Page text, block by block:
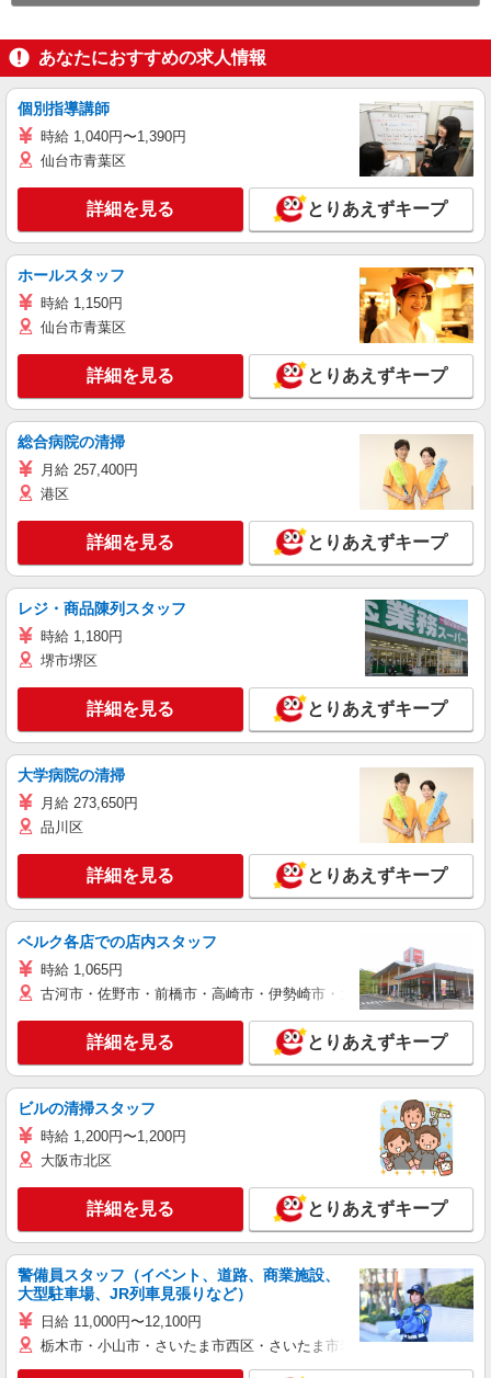
あなたにおすすめの求人情報
個別指導講師
時給 1,040円〜1,390円
仙台市青葉区
詳細を見る とりあえずキープ
ホールスタッフ
時給 1,150円
仙台市青葉区
詳細を見る とりあえずキープ
総合病院の清掃
月給 257,400円
港区
詳細を見る とりあえずキープ
レジ・商品陳列スタッフ
時給 1,180円
堺市堺区
詳細を見る とりあえずキープ
大学病院の清掃
月給 273,650円
品川区
詳細を見る とりあえずキープ
ベルク各店での店内スタッフ
時給 1,065円
古河市・佐野市・前橋市・高崎市・伊勢崎市・太田市・館林市・藤
詳細を見る とりあえずキープ
ビルの清掃スタッフ
時給 1,200円〜1,200円
大阪市北区
詳細を見る とりあえずキープ
警備員スタッフ（イベント、道路、商業施設、
大型駐車場、JR列車見張りなど）
日給 11,000円〜12,100円
栃木市・小山市・さいたま市西区・さいたま市岩槻区・久喜市・蓮田